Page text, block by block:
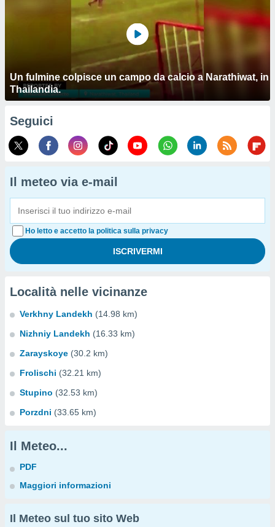
Un fulmine colpisce un campo da calcio a Narathiwat, in
Thailandia.
Seguici
Il meteo via e-mail
Ho letto e accetto la politica sulla privacy
Località nelle vicinanze
Verkhny Landekh (14.98 km)
Nizhniy Landekh (16.33 km)
Zarayskoye (30.2 km)
Frolischi (32.21 km)
Stupino (32.53 km)
Porzdni (33.65 km)
Il Meteo...
PDF
Maggiori informazioni
Il Meteo sul tuo sito Web